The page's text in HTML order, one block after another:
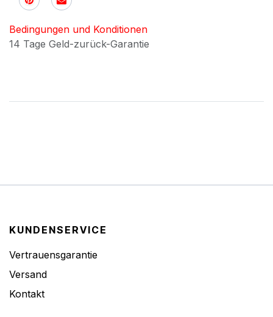
Bedingungen und Konditionen
14 Tage Geld-zurück-Garantie
KUNDENSERVICE
Vertrauensgarantie
Versand
Kontakt